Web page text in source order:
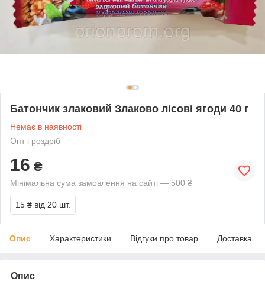
Батончик злаковий Злаково лісові ягоди 40 г
Немає в наявності
Опт і роздріб
16 ₴
Мінімальна сума замовлення на сайті — 500 ₴
15 ₴ від 20 шт.
Опис Характеристики Відгуки про товар Доставка
Опис